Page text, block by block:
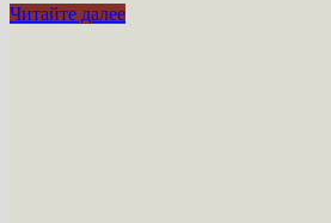
Питер
Читайте далее